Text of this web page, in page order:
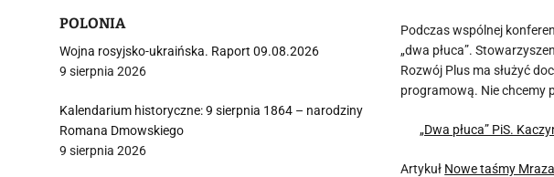
Podczas wspólnej
„dwa płuca”.
Rozwój Plus ma służyć
programową. Nie chcemy
„Dwa płuca” PiS.
Artykuł Nowe taśmy
POLONIA
Wojna rosyjsko-ukraińska. Raport 09.08.2026
9 sierpnia 2026
Kalendarium historyczne: 9 sierpnia 1864 – narodziny
Romana Dmowskiego
9 sierpnia 2026